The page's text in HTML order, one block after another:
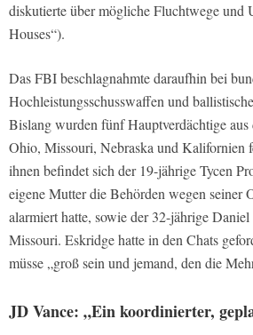
diskutierte über mögliche Fluchtwege und
Houses“).
Das FBI beschlagnahmte daraufhin bei
Hochleistungsschusswaffen und
Bislang wurden fünf Hauptverdächtige aus
Ohio, Missouri, Nebraska und Kalifornien
ihnen befindet sich der 19-jährige Tycen
eigene Mutter die Behörden wegen seiner
alarmiert hatte, sowie der 32-jährige
Missouri. Eskridge hatte in den Chats
müsse „groß sein und jemand, den die
JD Vance: „Ein koordinierter,